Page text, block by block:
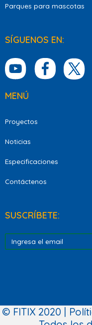
Parques para mascotas
SÍGUENOS EN:
MENÚ
Proyectos
Noticias
Especificaciones
Contáctenos
SUSCRÍBETE:
© FITIX 2020 |